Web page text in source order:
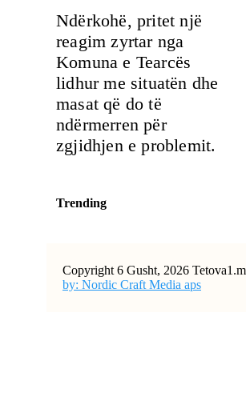
Ndërkohë, pritet një
reagim zyrtar nga
Komuna e Tearcës
lidhur me situatën dhe
masat që do të
ndërmerren për
zgjidhjen e problemit.
Trending
Copyright 6 Gusht, 2026
by: Nordic Craft Media aps